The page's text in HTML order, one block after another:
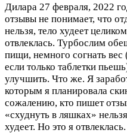
Дилара 27 февраля, 2022
отзывы не понимает, что
нельзя, тело худеет
отвлеклась. Турбослим
пищи, немного согнать вес
если только таблетки
улучшить. Что же. Я
которым я планировала
сожалению, кто пишет
«схуднуть в ляшках»
худеет. Но это я